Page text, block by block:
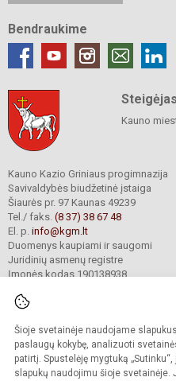
Šioje svetainėje naudojame
paslaugų kokybę, analizuoti
patirtį. Spustelėję mygtuką
slapukų naudojimu šioje
Bendraukime
Steigėjas
Kauno
Kauno Kazio Griniaus progimnazija
Savivaldybės biudžetinė įstaiga
Šiaurės pr. 97 Kaunas 49239
Tel./ faks. (8 37) 38 67 48
El. p. info@kgm.lt
Duomenys kaupiami ir saugomi
Juridinių asmenų registre
Įmonės kodas 190138938
© 2024. Kauno Kazio Griniaus
Kopijuoti turinį be raštiško
Prieinamumo